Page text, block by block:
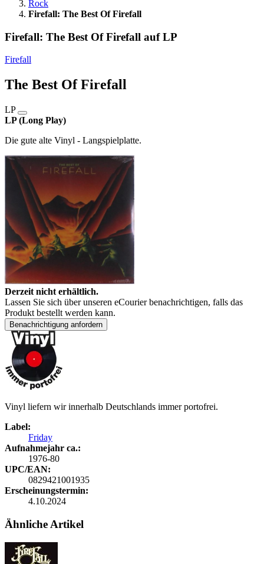
Rock
Firefall: The Best Of Firefall
Firefall: The Best Of Firefall auf LP
Firefall
The Best Of Firefall
LP
LP (Long Play)
Die gute alte Vinyl - Langspielplatte.
Derzeit nicht erhältlich.
Lassen Sie sich über unseren eCourier benachrichtigen, falls das
Produkt bestellt werden kann.
Benachrichtigung anfordern
Vinyl liefern wir innerhalb Deutschlands immer portofrei.
Label:
Friday
Aufnahmejahr ca.:
1976-80
UPC/EAN:
0829421001935
Erscheinungstermin:
4.10.2024
Ähnliche Artikel